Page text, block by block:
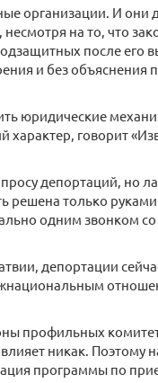
организации. И они
на то, что
после его
и без объяснения
юридические
характер, говорит
депортаций, но
решена только
одним звонком
депортации
профильных
никак. Поэтому
программы по